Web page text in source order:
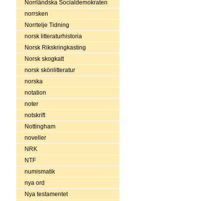
Norrländska Socialdemokraten
norrsken
Norrtelje Tidning
norsk litteraturhistoria
Norsk Rikskringkasting
Norsk skogkatt
norsk skönlitteratur
norska
notation
noter
notskrift
Nottingham
noveller
NRK
NTF
numismatik
nya ord
Nya testamentet